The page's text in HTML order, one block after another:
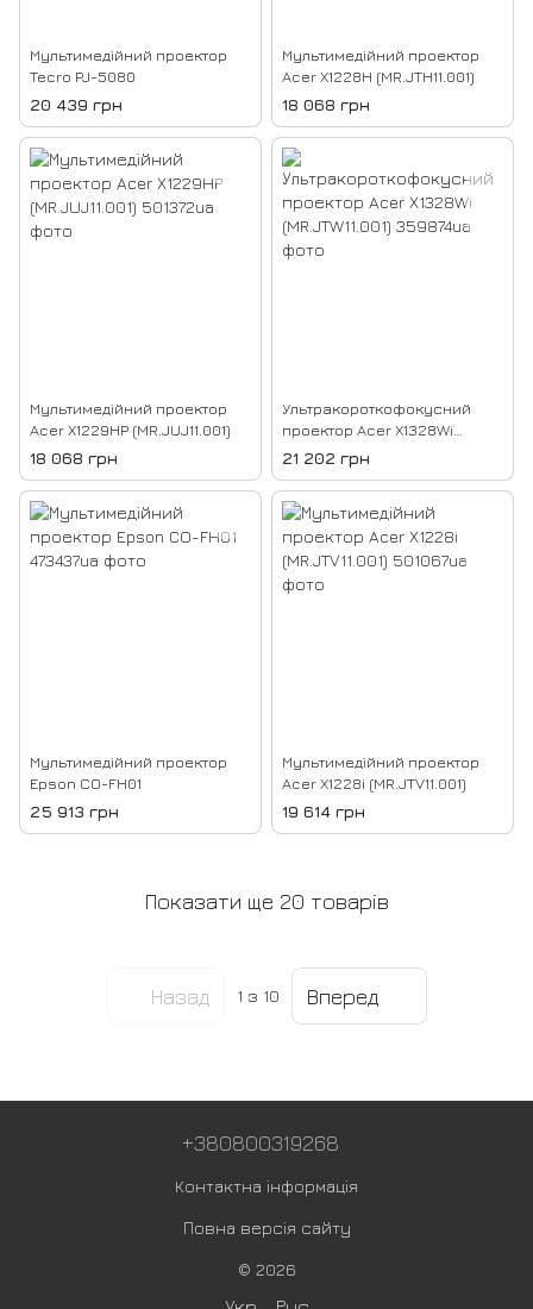
Мультимедійний проектор
Tecro PJ-5080
20 439 грн
Мультимедійний проектор
Acer X1228H (MR.JTH11.001)
18 068 грн
Мультимедійний проектор
Acer X1229HP (MR.JUJ11.001)
18 068 грн
Ультракороткофокусний
проектор Acer X1328Wi
(MR.JTW11.001)
21 202 грн
Мультимедійний проектор
Epson CO-FH01
25 913 грн
Мультимедійний проектор
Acer X1228i (MR.JTV11.001)
19 614 грн
Показати ще 20 товарів
Назад 1 з 10 Вперед
+380800319268
Контактна інформація
Повна версія сайту
© 2026